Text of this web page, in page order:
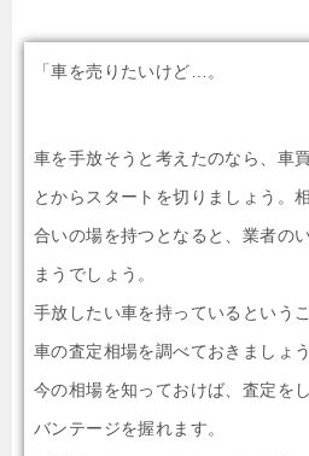
「車を売りたいけど…。
車を手放そうと考えたのなら、車
とからスタートを切りましょう。
合いの場を持つとなると、業者の
まうでしょう。
手放したい車を持っているという
車の査定相場を調べておきましょ
今の相場を知っておけば、査定を
バンテージを握れます。